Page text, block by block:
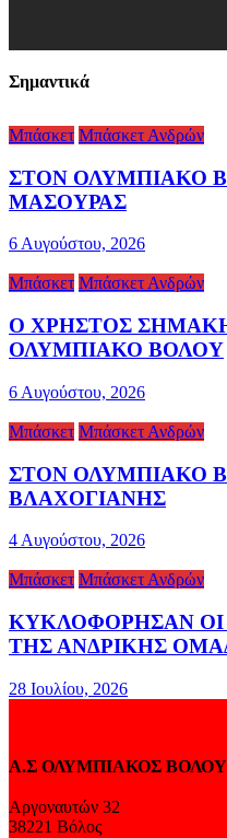
Σημαντικά
Μπάσκετ Μπάσκετ Ανδρών
ΣΤΟΝ ΟΛΥΜΠΙΑΚΟ
ΜΑΣΟΥΡΑΣ
6 Αυγούστου, 2026
Μπάσκετ Μπάσκετ Ανδρών
Ο ΧΡΗΣΤΟΣ
ΟΛΥΜΠΙΑΚΟ ΒΟΛΟΥ
6 Αυγούστου, 2026
Μπάσκετ Μπάσκετ Ανδρών
ΣΤΟΝ ΟΛΥΜΠΙΑΚΟ
ΒΛΑΧΟΓΙΑΝΗΣ
4 Αυγούστου, 2026
Μπάσκετ Μπάσκετ Ανδρών
ΚΥΚΛΟΦΟΡΗΣΑΝ ΟΙ
ΤΗΣ ΑΝΔΡΙΚΗΣ
28 Ιουλίου, 2026
Α.Σ ΟΛΥΜΠΙΑΚΟΣ ΒΟΛΟΥ
Αργοναυτών 32
38221 Βόλος